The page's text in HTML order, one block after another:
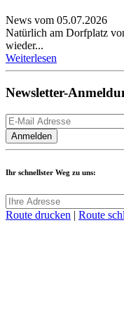
News vom 05.07.2026
Natürlich am Dorfplatz
wieder...
Weiterlesen
Newsletter-
Ihr schnellster Weg zu uns:
Route drucken | Route